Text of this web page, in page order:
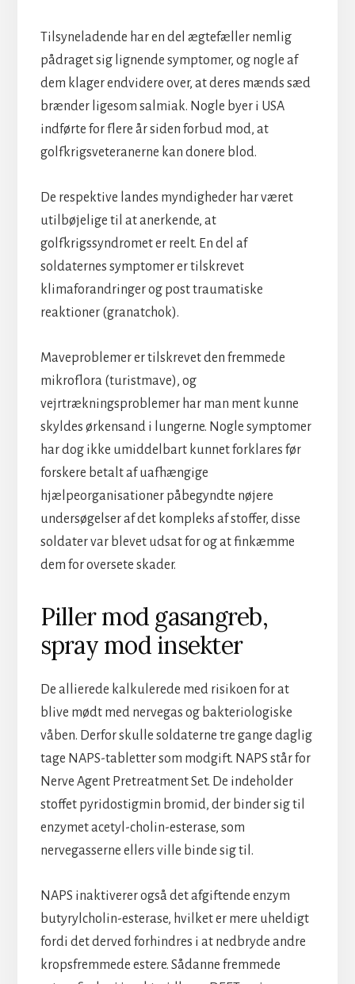
Tilsyneladende har en del ægtefæller nemlig
pådraget sig lignende symptomer, og nogle af
dem klager endvidere over, at deres mænds sæd
brænder ligesom salmiak. Nogle byer i USA
indførte for flere år siden forbud mod, at
golfkrigsveteranerne kan donere blod.
De respektive landes myndigheder har været
utilbøjelige til at anerkende, at
golfkrigssyndromet er reelt. En del af
soldaternes symptomer er tilskrevet
klimaforandringer og post traumatiske
reaktioner (granatchok).
Maveproblemer er tilskrevet den fremmede
mikroflora (turistmave), og
vejrtrækningsproblemer har man ment kunne
skyldes ørkensand i lungerne. Nogle symptomer
har dog ikke umiddelbart kunnet forklares før
forskere betalt af uafhængige
hjælpeorganisationer påbegyndte nøjere
undersøgelser af det kompleks af stoffer, disse
soldater var blevet udsat for og at finkæmme
dem for oversete skader.
Piller mod gasangreb,
spray mod insekter
De allierede kalkulerede med risikoen for at
blive mødt med nervegas og bakteriologiske
våben. Derfor skulle soldaterne tre gange daglig
tage NAPS-tabletter som modgift. NAPS står for
Nerve Agent Pretreatment Set. De indeholder
stoffet pyridostigmin bromid, der binder sig til
enzymet acetyl-cholin-esterase, som
nervegasserne ellers ville binde sig til.
NAPS inaktiverer også det afgiftende enzym
butyrylcholin-esterase, hvilket er mere uheldigt
fordi det derved forhindres i at nedbryde andre
kropsfremmede estere. Sådanne fremmede